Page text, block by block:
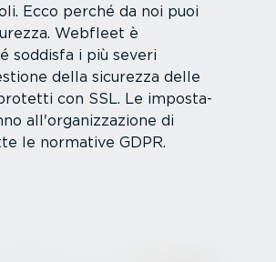
Ecco perché da noi puoi
Webfleet è
soddisfa i più severi
della sicurezza delle
con SSL. Le imposta­
all'organiz­za­zione di
le normative GDPR.